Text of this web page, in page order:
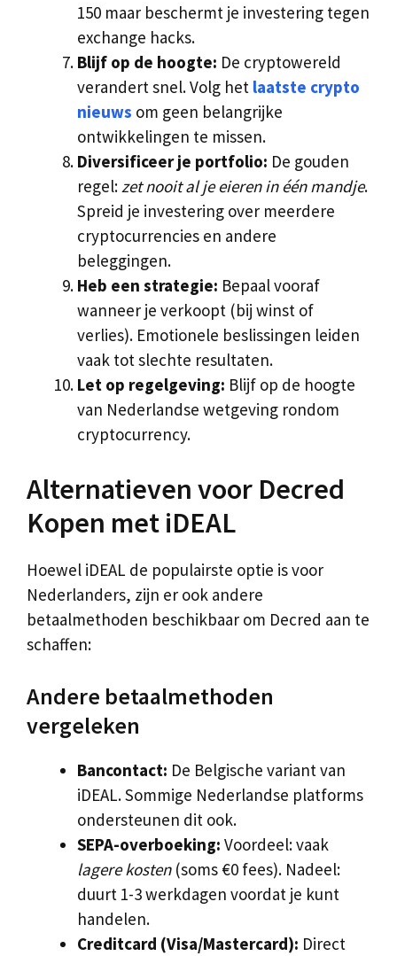
150 maar beschermt je investering tegen
exchange hacks.
Blijf op de hoogte: De cryptowereld
verandert snel. Volg het laatste crypto
nieuws om geen belangrijke
ontwikkelingen te missen.
Diversificeer je portfolio: De gouden
regel:zet nooit al je eieren in één mandje.
Spreid je investering over meerdere
cryptocurrencies en andere
beleggingen.
Heb een strategie: Bepaal vooraf
wanneer je verkoopt (bij winst of
verlies). Emotionele beslissingen leiden
vaak tot slechte resultaten.
Let op regelgeving: Blijf op de hoogte
van Nederlandse wetgeving rondom
cryptocurrency.
Alternatieven voor Decred
Kopen met iDEAL
Hoewel iDEAL de populairste optie is voor
Nederlanders, zijn er ook andere
betaalmethoden beschikbaar om Decred aan te
schaffen:
Andere betaalmethoden
vergeleken
Bancontact: De Belgische variant van
iDEAL. Sommige Nederlandse platforms
ondersteunen dit ook.
SEPA-overboeking: Voordeel: vaak
lagere kosten(soms €0 fees). Nadeel:
duurt 1-3 werkdagen voordat je kunt
handelen.
Creditcard (Visa/Mastercard): Direct